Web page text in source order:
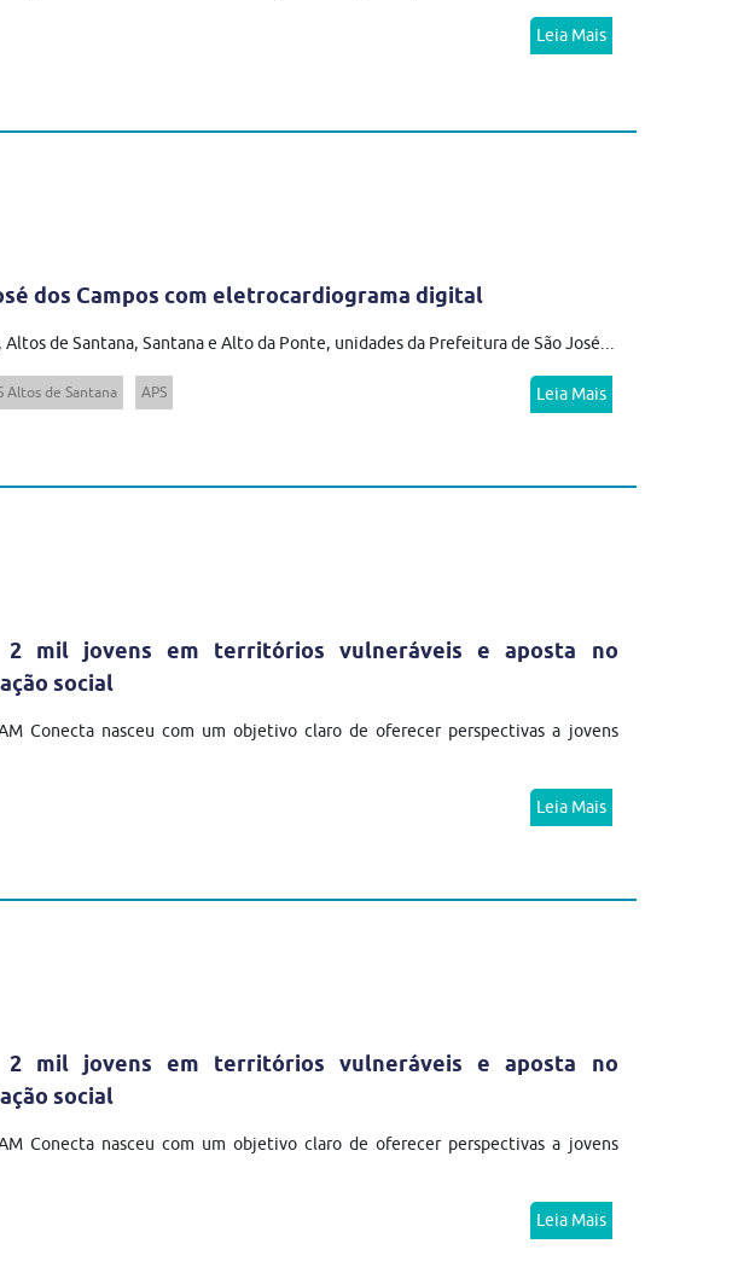
Leia Mais
dos Campos com eletrocardiograma digital
de Santana, Santana e Alto da Ponte, unidades da Prefeitura de São José...
Altos de Santana APS Leia Mais
2 mil jovens em territórios vulneráveis e aposta no
social
Conecta nasceu com um objetivo claro de oferecer perspectivas a jovens
Leia Mais
2 mil jovens em territórios vulneráveis e aposta no
social
Conecta nasceu com um objetivo claro de oferecer perspectivas a jovens
Leia Mais